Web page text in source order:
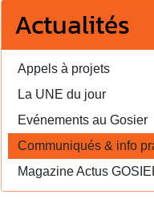
Actualités
Appels à projets
La UNE du jour
Evénements au Gosier
Communiqués & info
Magazine Actus